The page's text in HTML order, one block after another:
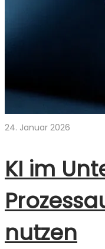
24. Januar 2026
KI im
nutzen